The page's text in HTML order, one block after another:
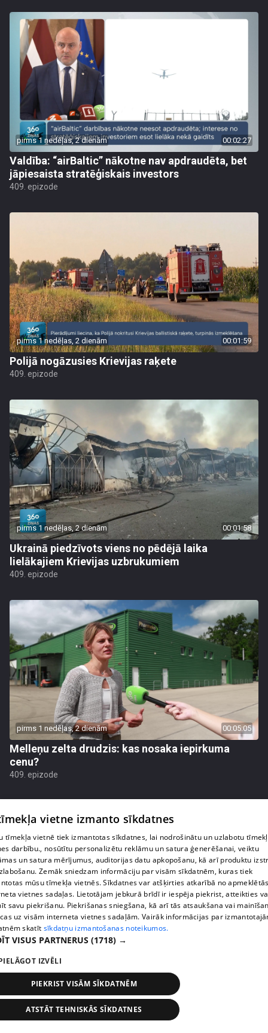
pirms 1 nedēļas, 2 dienām 00:02:27
Valdība: “airBaltic” nākotne nav apdraudēta, bet
jāpiesaista stratēģiskais investors
409. epizode
pirms 1 nedēļas, 2 dienām 00:01:59
Polijā nogāzusies Krievijas raķete
409. epizode
pirms 1 nedēļas, 2 dienām 00:01:58
Ukrainā piedzīvots viens no pēdējā laika
lielākajiem Krievijas uzbrukumiem
409. epizode
pirms 1 nedēļas, 2 dienām 00:05:05
Melleņu zelta drudzis: kas nosaka iepirkuma
cenu?
409. epizode
pirms 1 nedēļas, 2 dienām
punktos to krietni mazāk
409. epizode
vietne izmanto sīkdatnes
tīmekļa vietnē tiek izmantotas sīkdatnes, lai nodrošinātu un uzlabotu
darbību., nosūtītu personalizētu reklāmu un satura ģenerēšanai, veiktu
un satura mērījumus, auditorijas datu apkopošanu, kā arī produktu
Zemāk sniedzam informāciju par visām sīkdatnēm, kuras tiek
mūsu tīmekļa vietnēs. Sīkdatnes var atšķirties atkarībā no
vietnes sadaļas. Lietotājam jebkurā brīdī ir iespēja piekrist, atteikties
savu piekrišanu. Piekrišanas sniegšana, kā arī tās atsaukšana vai
uz visām interneta vietnes sadaļām. Vairāk informācijas par
skatīt sīkdatņu izmantošanas noteikumos.
VISUS PARTNERUS (1718) →
IZVĒLI
PIEKRIST VISĀM SĪKDATNĒM
ATSTĀT TEHNISKĀS SĪKDATNES